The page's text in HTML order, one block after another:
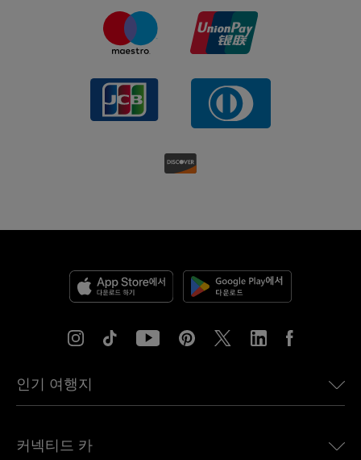
인기 여행지
유럽용 eSIM
커넥티드 카